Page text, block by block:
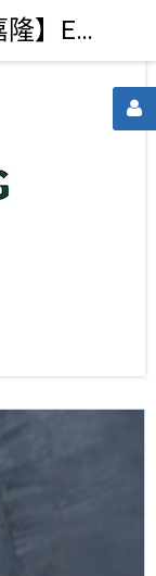
登山類 : 【JIALORNG 嘉隆】EPIgas BP鈦鍋組 T-8004 【1鍋1蓋】 鈦鍋 登山鍋 鍋子 炊具 鈦金屬